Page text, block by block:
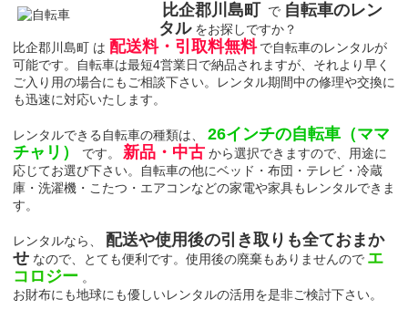
比企郡川島町
で 自転車のレン
タル をお探しですか？
比企郡川島町 は 配送料・引取料無料 で自転車のレンタルが
可能です。自転車は最短4営業日で納品されますが、それより早く
ご入り用の場合にもご相談下さい。レンタル期間中の修理や交換に
も迅速に対応いたします。
レンタルできる自転車の種類は、
26インチの自転車（ママ
チャリ）
です。 新品・中古 から選択できますので、用途に
応じてお選び下さい。自転車の他にベッド・布団・テレビ・冷蔵
庫・洗濯機・こたつ・エアコンなどの家電や家具もレンタルできま
す。
レンタルなら、
配送や使用後の引き取りも全ておまか
せ なので、とても便利です。使用後の廃棄もありませんので エ
コロジー 。
お財布にも地球にも優しいレンタルの活用を是非ご検討下さい。